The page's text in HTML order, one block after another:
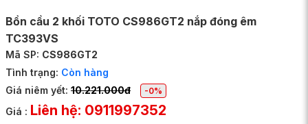
Bồn cầu 2 khối TOTO CS986GT2 nắp đóng êm
TC393VS
Mã SP: CS986GT2
Tình trạng: Còn hàng
Giá niêm yết: 10.221.000đ -0%
Giá : Liên hệ: 0911997352